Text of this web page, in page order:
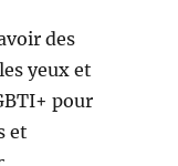
des
yeux et
pour
et